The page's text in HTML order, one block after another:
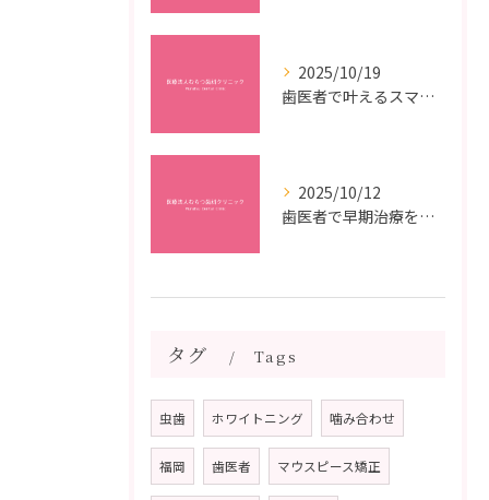
2025/10/19
歯医者で叶えるスマイルメイクオーバーなら福岡県福岡市博多区博多駅前の最新矯正治療解説
2025/10/12
歯医者で早期治療を受けるメリットと虫歯悪化を防ぐ最短ステップ
タグ Tags
虫歯 ホワイトニング 噛み合わせ
福岡 歯医者 マウスピース矯正